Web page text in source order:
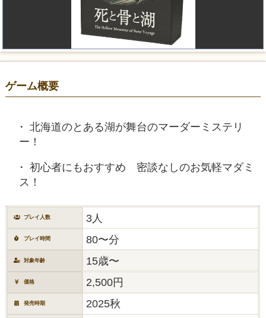
ゲーム概要
北海道のとある湖が舞台のマーダーミステリ
ー！
初心者にもおすすめ 密談なしのお気軽マダミ
ス！
プレイ人数 3人
プレイ時間 80〜分
対象年齢 15歳〜
価格 2,500円
発売時期 2025秋